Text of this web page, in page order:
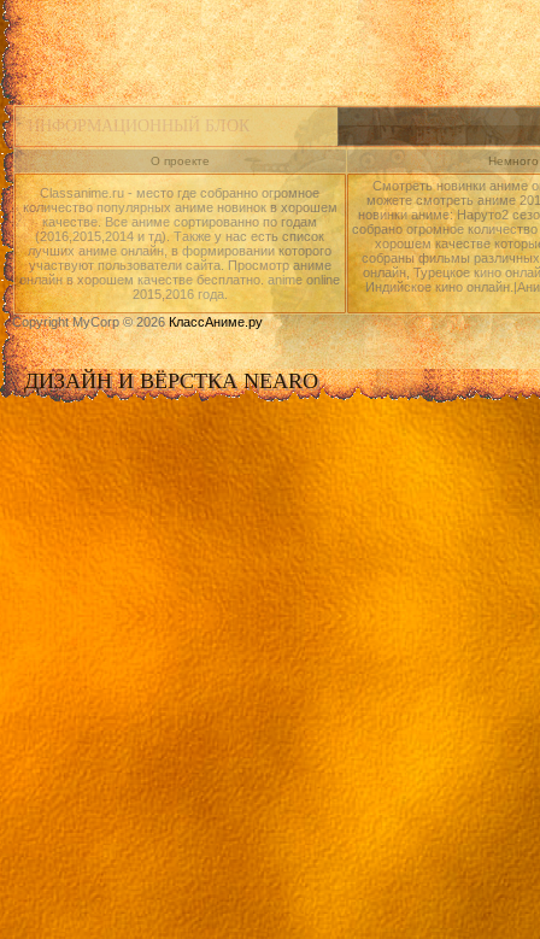
ИНФОРМАЦИОННЫЙ БЛОК
О проекте
Classanime.ru - место где собранно огромное
количество популярных аниме новинок в хорошем
качестве. Все аниме сортированно по годам
(2016,2015,2014 и тд). Также у нас есть список
лучших аниме онлайн, в формировании которого
участвуют пользователи сайта. Просмотр аниме
онлайн в хорошем качестве бесплатно. anime online
2015,2016 года.
Смотреть новинки аниме
можете смотреть аниме
новинки аниме: Наруто2
собрано огромное
хорошем качестве
собраны фильмы различных
онлайн, Турецкое кино
Индийское кино
Copyright MyCorp © 2026КлассАниме.ру
ДИЗАЙН И ВЁРСТКА NEARO